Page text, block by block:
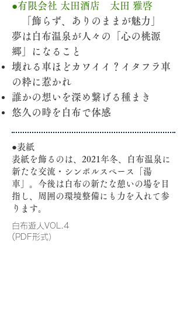
●有限会社 太田酒店 太田 雅啓
「飾らず、ありのままが魅力」
夢は白布温泉が人々の「心の桃源
郷」になること​
壊れる車ほどカワイイ？イタフラ車
の粋に惹かれ
誰かの想いを深め繋げる種まき
悠久の時を白布で体感
●表紙
表紙を飾るのは、2021年冬、白布温泉に
新たな交流・シンボルスペース「湯
車」。今後は白布の新たな憩いの場を目
指し、周囲の環境整備にも力を入れて参
ります。
白布遊人VOL.4
(PDF形式）